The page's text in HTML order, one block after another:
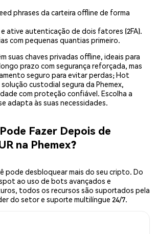
phrases da carteira offline de forma
e ative autenticação de dois fatores (2FA).
com pequenas quantias primeiro.
suas chaves privadas offline, ideais para
prazo com segurança reforçada, mas
seguro para evitar perdas; Hot
custodial segura da Phemex,
com proteção confiável. Escolha a
adapta às suas necessidades.
Fazer Depois de
na Phemex?
pode desbloquear mais do seu cripto. Do
ao uso de bots avançados e
todos os recursos são suportados pela
do setor e suporte multilíngue 24/7.